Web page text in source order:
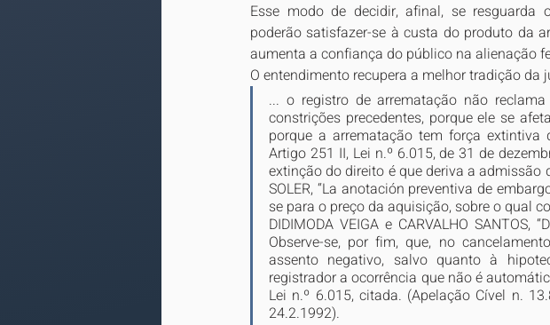
Esse modo de decidir, afinal, se resguarda
poderão satisfazer-se à custa do produto da
aumenta a confiança do público na alienação
O entendimento recupera a melhor tradição da
... o registro de arrematação não
constrições precedentes, porque ele se
porque a arrematação tem força
Artigo 251 II, Lei n.º 6.015, de 31 de
extinção do direito é que deriva a admissão
SOLER, “La anotación preventiva de
se para o preço da aquisição, sobre o qual
DIDIMODA VEIGA e CARVALHO
Observe-se, por fim, que, no
assento negativo, salvo quanto à
registrador a ocorrência que não é
Lei n.º 6.015, citada. (Apelação Cível n.
24.2.1992).